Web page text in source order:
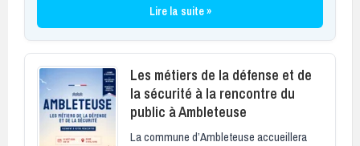
Lire la suite »
Les métiers de la défense et de
la sécurité à la rencontre du
public à Ambleteuse
La commune d’Ambleteuse accueillera